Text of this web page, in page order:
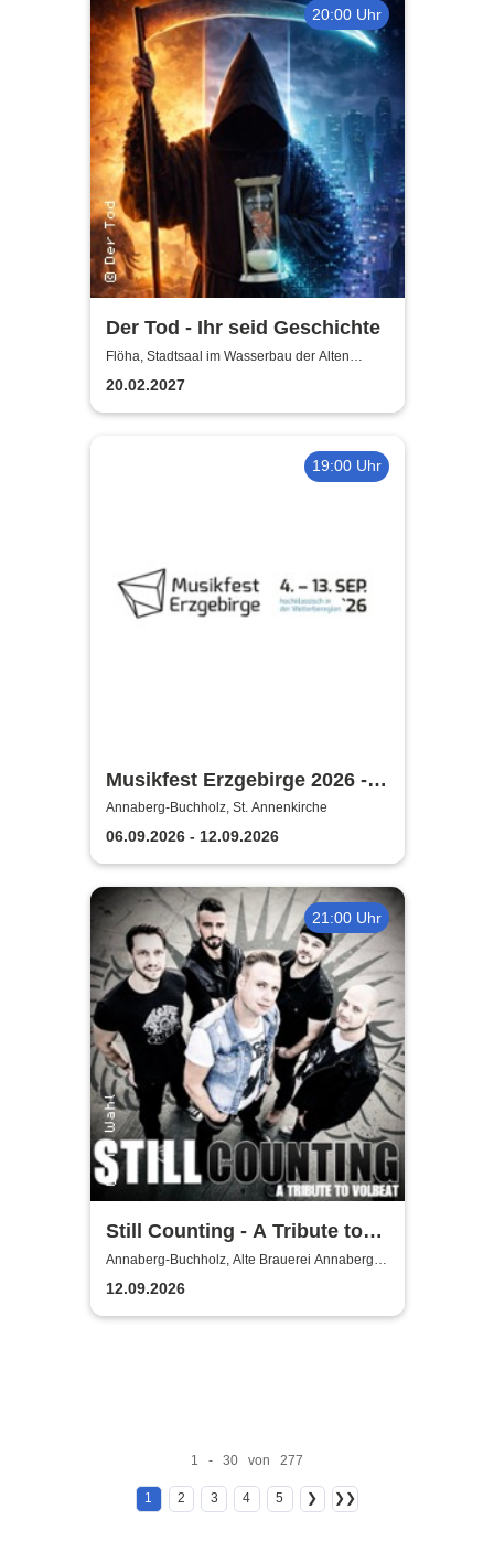
20:00 Uhr
Der Tod - Ihr seid Geschichte
Flöha, Stadtsaal im Wasserbau der Alten
Baumwolle
20.02.2027
19:00 Uhr
Musikfest Erzgebirge 2026 -
KlangWelten
Annaberg-Buchholz, St. Annenkirche
06.09.2026 - 12.09.2026
21:00 Uhr
Still Counting - A Tribute to
Volbeat
Annaberg-Buchholz, Alte Brauerei Annaberg-
Buchholz
12.09.2026
1 - 30 von 277
1 2 3 4 5 ❯ ❯❯